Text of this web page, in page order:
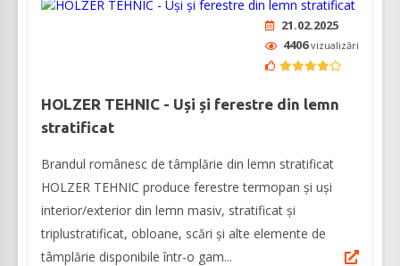
21.02.2025
4406vizualizări
HOLZER TEHNIC - Uși și ferestre din lemn
stratificat
Brandul românesc de tâmplărie din lemn stratificat
HOLZER TEHNIC produce ferestre termopan și uși
interior/exterior din lemn masiv, stratificat și
triplustratificat, obloane, scări și alte elemente de
tâmplărie disponibile într-o gam...